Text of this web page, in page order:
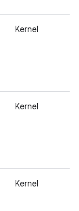
Kernel
Kernel
Kernel